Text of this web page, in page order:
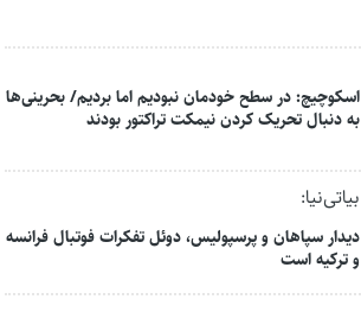
اسکوچیچ: در سطح خودمان نبودیم اما بردیم/ بحرینی‌ها
به دنبال تحریک کردن نیمکت تراکتور بودند
بیاتی‌نیا:
دیدار سپاهان و پرسپولیس، دوئل تفکرات فوتبال فرانسه
و ترکیه است